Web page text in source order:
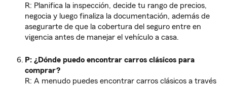
R: Planifica la inspección, decide tu rango de precios,
negocia y luego finaliza la documentación, además de
asegurarte de que la cobertura del seguro entre en
vigencia antes de manejar el vehículo a casa.
P: ¿Dónde puedo encontrar carros clásicos para
comprar?
R: A menudo puedes encontrar carros clásicos a través